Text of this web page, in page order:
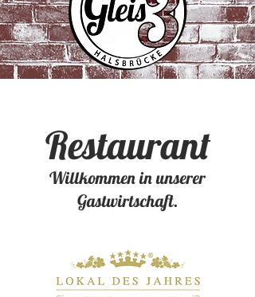
Restaurant
Willkommen in unserer
Gastwirtschaft.